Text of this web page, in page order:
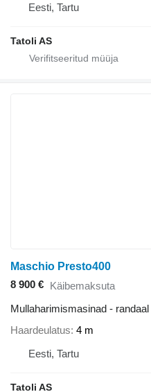
Eesti, Tartu
Tatoli AS
Maschio Presto400
8 900 € Käibemaksuta
Mullaharimismasinad - randaal
Haardeulatus 4 m
Eesti, Tartu
Tatoli AS